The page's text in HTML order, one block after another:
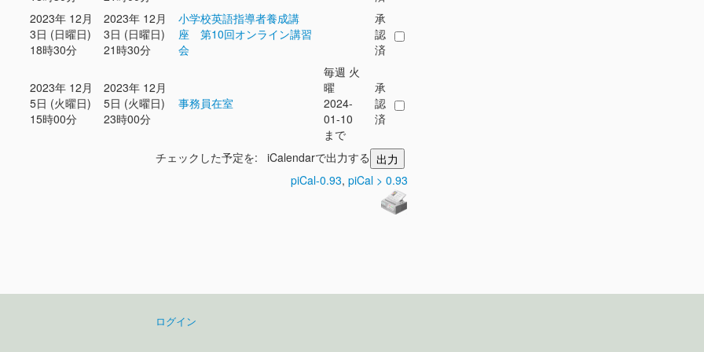
2023年 12月
3日 (日曜日)
18時30分
2023年 12月
3日 (日曜日)
21時30分
小学校英語指導者養成講
座 第10回オンライン講習
会
承
認
済
2023年 12月
5日 (火曜日)
15時00分
2023年 12月
5日 (火曜日)
23時00分
事務員在室
毎週 火
曜
2024-
01-10
まで
承
認
済
チェックした予定を: iCalendarで出力する
piCal-0.93, piCal > 0.93
ログイン